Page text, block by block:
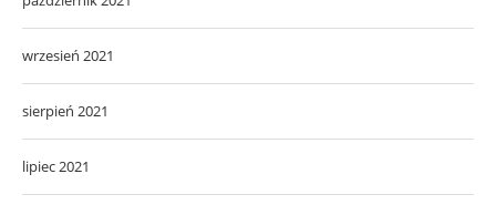
wrzesień 2021
sierpień 2021
lipiec 2021